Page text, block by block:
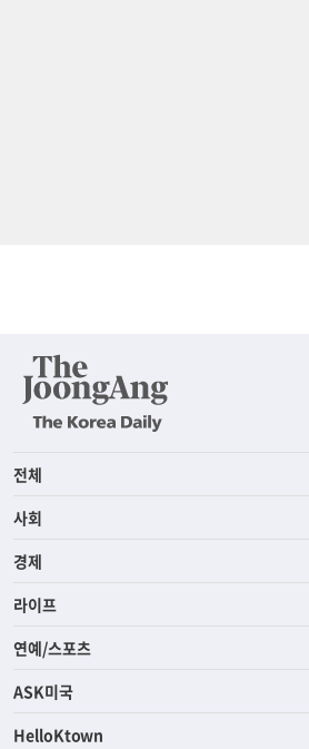
전체
사회
경제
라이프
연예/스포츠